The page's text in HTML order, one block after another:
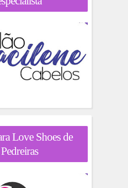
Love Shoes de
Pedreiras